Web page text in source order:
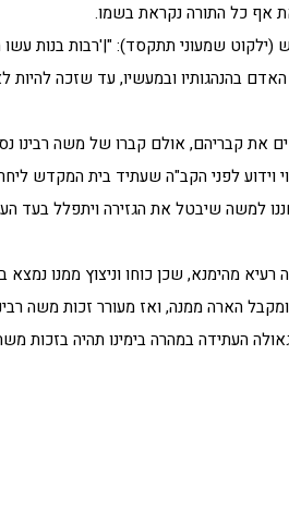
אף כל התורה נקראת בשמו.
שמעוני תתקסד): "|'רבות בנות
בהנהגותיו ובמעשיו, עד שזכה
את קבריהם, אולם קברו של משה רבינו
לפני הקב"ה שעתיד בית המקדש
למשה שיבטל את הגזירה ויתפלל בעד
רעיא מהימנא, שכן כוחו וניצוץ ממנו
הארה ממנה, ואז מעורר זכות משה
העתידה במהרה בימינו תהיה בזכות משה